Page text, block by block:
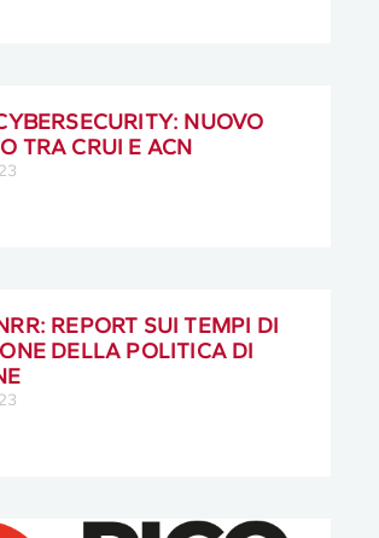
NUOVO
TRA CRUI E ACN
REPORT SUI TEMPI DI
DELLA POLITICA DI